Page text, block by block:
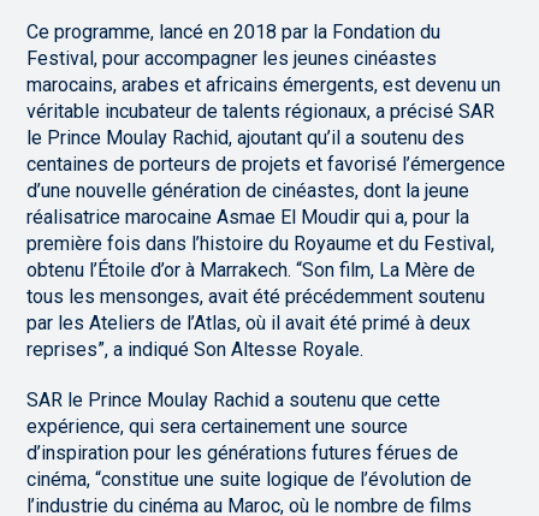
Ce programme, lancé en 2018 par la Fondation du
Festival, pour accompagner les jeunes cinéastes
marocains, arabes et africains émergents, est devenu un
véritable incubateur de talents régionaux, a précisé SAR
le Prince Moulay Rachid, ajoutant qu’il a soutenu des
centaines de porteurs de projets et favorisé l’émergence
d’une nouvelle génération de cinéastes, dont la jeune
réalisatrice marocaine Asmae El Moudir qui a, pour la
première fois dans l’histoire du Royaume et du Festival,
obtenu l’Étoile d’or à Marrakech. “Son film, La Mère de
tous les mensonges, avait été précédemment soutenu
par les Ateliers de l’Atlas, où il avait été primé à deux
reprises”, a indiqué Son Altesse Royale.
SAR le Prince Moulay Rachid a soutenu que cette
expérience, qui sera certainement une source
d’inspiration pour les générations futures férues de
cinéma, “constitue une suite logique de l’évolution de
l’industrie du cinéma au Maroc, où le nombre de films